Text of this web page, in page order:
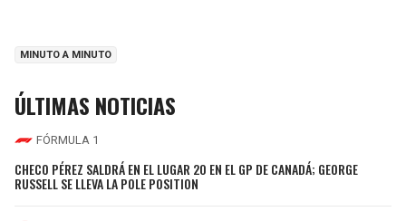
MINUTO A MINUTO
ÚLTIMAS NOTICIAS
FÓRMULA 1
CHECO PÉREZ SALDRÁ EN EL LUGAR 20 EN EL GP DE CANADÁ; GEORGE
RUSSELL SE LLEVA LA POLE POSITION